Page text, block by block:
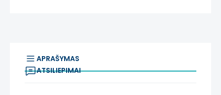
APRAŠYMAS
ATSILIEPIMAI